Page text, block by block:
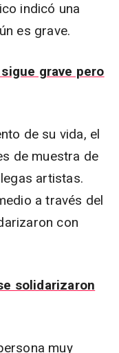
indicó una
es grave.
grave pero
de su vida, el
de muestra de
artistas.
a través del
con
solidarizaron
muy